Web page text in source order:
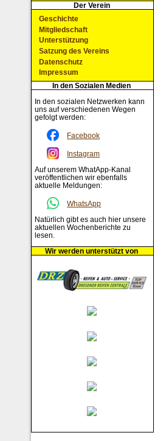
Der Verein
Geschichte
Mitgliedschaft
Unterstützung
Satzung des Vereins
Datenschutz
Impressum
In den Sozialen Medien
In den sozialen Netzwerken kann
uns auf verschiedenen Wegen
gefolgt werden:
Facebook
Instagram
Auf unserem WhatApp-Kanal
veröffentlichen wir ebenfalls
aktuelle Meldungen:
WhatsApp
Natürlich gibt es auch hier unsere
aktuellen Wochenberichte zu
lesen.
Wir werden unterstützt von